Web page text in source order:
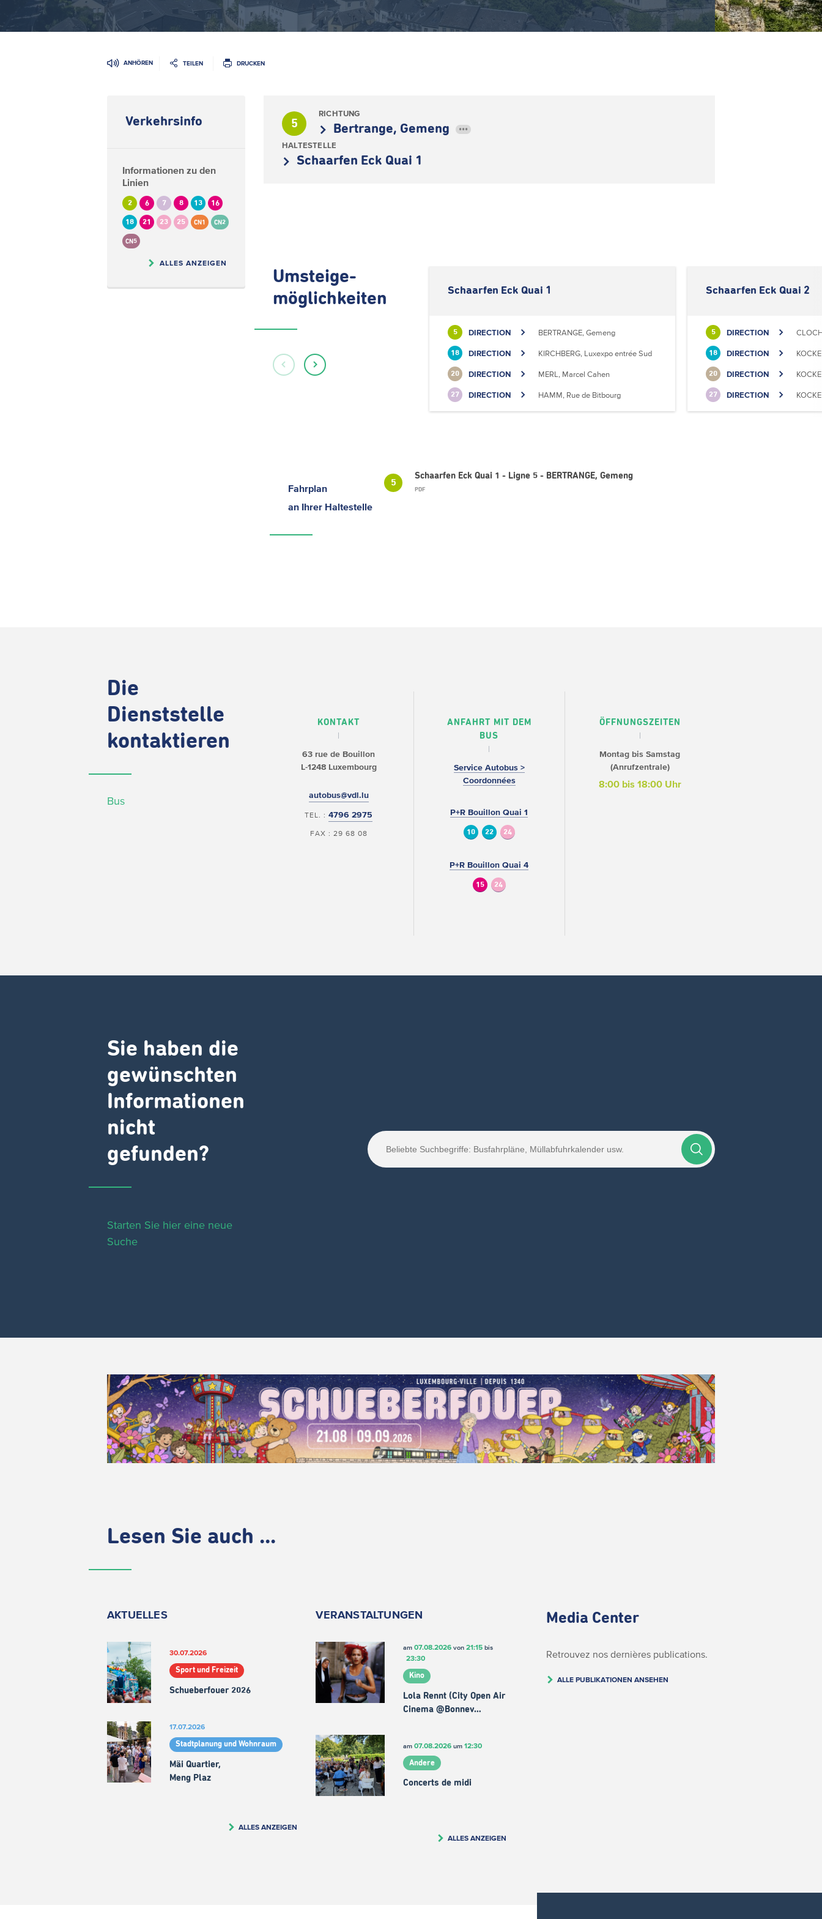
ANHÖREN TEILEN DRUCKEN
Verkehrsinfo
Informationen zu den
Linien
2 6 7 8 13 16
18 21 23 25 CN1 CN2
CN5
ALLES ANZEIGEN
5
RICHTUNG
Bertrange, Gemeng •••
HALTESTELLE
Schaarfen Eck Quai 1
Umsteige-
möglichkeiten
Schaarfen Eck Quai 1
5 DIRECTION BERTRANGE, Gemeng
18 DIRECTION KIRCHBERG, Luxexpo entrée Sud
20 DIRECTION MERL, Marcel Cahen
27 DIRECTION HAMM, Rue de Bitbourg
Schaarfen Eck Quai 2
5 DIRECTION
18 DIRECTION
20 DIRECTION
27 DIRECTION
Fahrplan
an Ihrer Haltestelle
5
Schaarfen Eck Quai 1 - Ligne 5 - BERTRANGE, Gemeng
PDF
Die
Dienststelle
kontaktieren
Bus
KONTAKT
63 rue de Bouillon
L-1248 Luxembourg
autobus@vdl.lu
TEL. :4796 2975
FAX : 29 68 08
ANFAHRT MIT DEM
BUS
Service Autobus >
Coordonnées
P+R Bouillon Quai 1
10 22 24
P+R Bouillon Quai 4
15 24
ÖFFNUNGSZEITEN
Montag bis Samstag
(Anrufzentrale)
8:00 bis 18:00 Uhr
Sie haben die
gewünschten
Informationen
nicht
gefunden?
Starten Sie hier eine neue
Suche
Lesen Sie auch ...
AKTUELLES
30.07.2026
Sport und Freizeit
Schueberfouer 2026
17.07.2026
Stadtplanung und Wohnraum
Mäi Quartier,
Meng Plaz
ALLES ANZEIGEN
VERANSTALTUNGEN
am 07.08.2026von 21:15bis
23:30
Kino
Lola Rennt (City Open Air
Cinema @Bonnev…
am 07.08.2026um 12:30
Andere
Concerts de midi
ALLES ANZEIGEN
Media Center
Retrouvez nos dernières publications.
ALLE PUBLIKATIONEN ANSEHEN